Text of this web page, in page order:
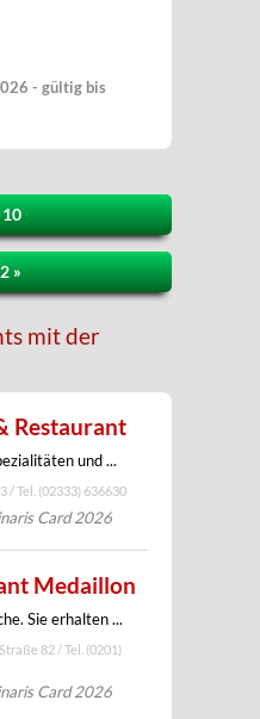
- gültig bis
10
»
mit der
Restaurant
und ...
/ Tel. (02333) 636630
Card 2026
Medaillon
Sie erhalten ...
82 / Tel. (0201)
Card 2026